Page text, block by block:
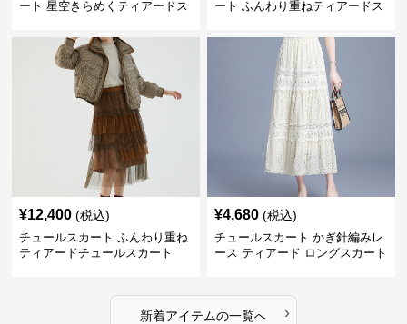
ート 星空きらめくティアードス
ート ふんわり重ねティアードス
¥12,400 (税込)
チュールスカート ふんわり重ね
ティアードチュールスカート
¥4,680 (税込)
チュールスカート かぎ針編みレ
ース ティアード ロングスカート
新着アイテムの一覧へ ›